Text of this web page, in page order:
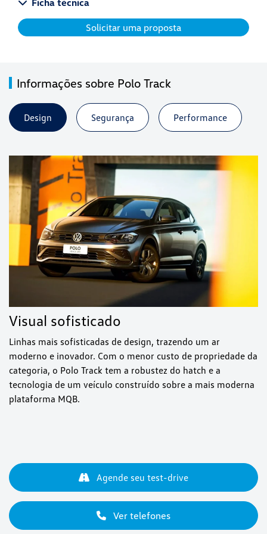
Ficha técnica
Solicitar uma proposta
Informações sobre Polo Track
Design Segurança Performance
Visual sofisticado
Linhas mais sofisticadas de design, trazendo um ar
moderno e inovador. Com o menor custo de propriedade da
categoria, o Polo Track tem a robustez do hatch e a
tecnologia de um veículo construído sobre a mais moderna
plataforma MQB.
Ver telefones
Agende seu test-drive